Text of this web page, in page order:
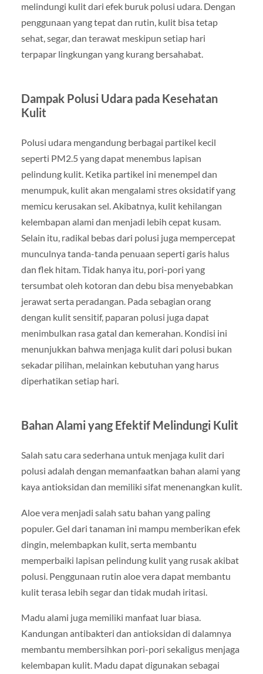
melindungi kulit dari efek buruk polusi udara. Dengan
penggunaan yang tepat dan rutin, kulit bisa tetap
sehat, segar, dan terawat meskipun setiap hari
terpapar lingkungan yang kurang bersahabat.
Dampak Polusi Udara pada Kesehatan
Kulit
Polusi udara mengandung berbagai partikel kecil
seperti PM2.5 yang dapat menembus lapisan
pelindung kulit. Ketika partikel ini menempel dan
menumpuk, kulit akan mengalami stres oksidatif yang
memicu kerusakan sel. Akibatnya, kulit kehilangan
kelembapan alami dan menjadi lebih cepat kusam.
Selain itu, radikal bebas dari polusi juga mempercepat
munculnya tanda-tanda penuaan seperti garis halus
dan flek hitam. Tidak hanya itu, pori-pori yang
tersumbat oleh kotoran dan debu bisa menyebabkan
jerawat serta peradangan. Pada sebagian orang
dengan kulit sensitif, paparan polusi juga dapat
menimbulkan rasa gatal dan kemerahan. Kondisi ini
menunjukkan bahwa menjaga kulit dari polusi bukan
sekadar pilihan, melainkan kebutuhan yang harus
diperhatikan setiap hari.
Bahan Alami yang Efektif Melindungi Kulit
Salah satu cara sederhana untuk menjaga kulit dari
polusi adalah dengan memanfaatkan bahan alami yang
kaya antioksidan dan memiliki sifat menenangkan kulit.
Aloe vera menjadi salah satu bahan yang paling
populer. Gel dari tanaman ini mampu memberikan efek
dingin, melembapkan kulit, serta membantu
memperbaiki lapisan pelindung kulit yang rusak akibat
polusi. Penggunaan rutin aloe vera dapat membantu
kulit terasa lebih segar dan tidak mudah iritasi.
Madu alami juga memiliki manfaat luar biasa.
Kandungan antibakteri dan antioksidan di dalamnya
membantu membersihkan pori-pori sekaligus menjaga
kelembapan kulit. Madu dapat digunakan sebagai